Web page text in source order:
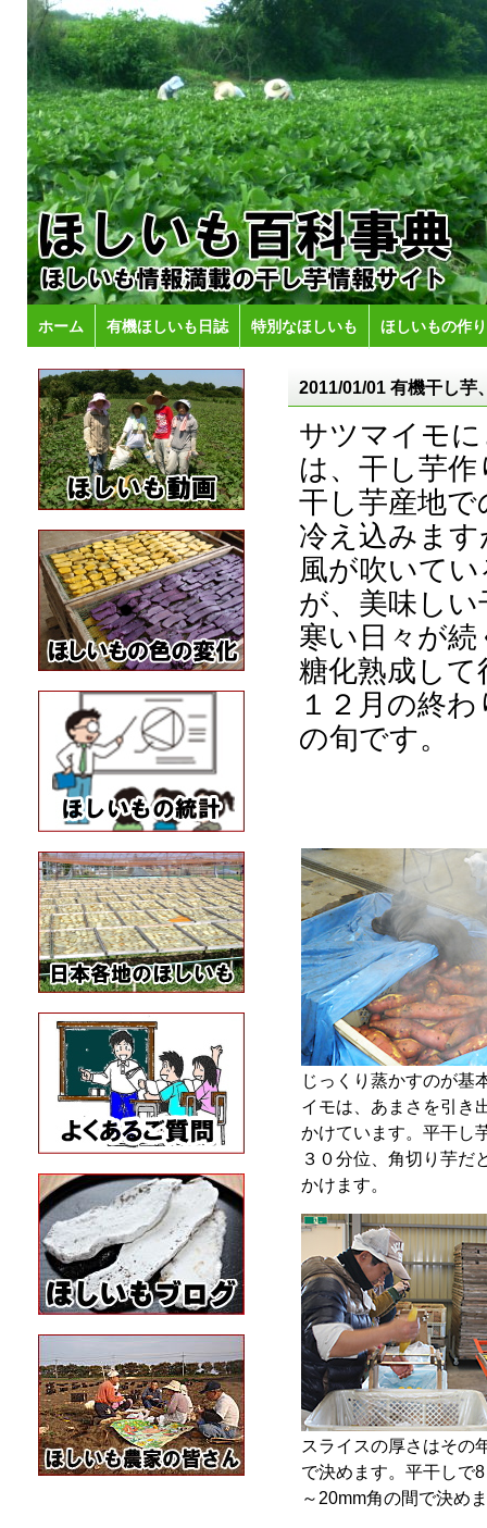
ホーム 有機ほしいも日誌 特別なほしいも ほしいもの作
2011/01/01 有機干し芋
サツマイモ
は、干し芋
干し芋産地
冷え込みま
風が吹いて
が、美味し
寒い日々が
糖化熟成し
１２月の終
の旬です。
じっくり蒸かすのが基
イモは、あまさを引き
かけています。平干し
３０分位、角切り芋だ
かけます。
スライスの厚さはその
で決めます。平干しで
～20mm角の間で決め